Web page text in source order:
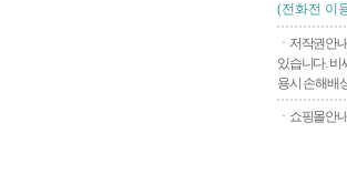
(전화전 이
ㆍ저작권안
있습니다. 비
용시 손해배
ㆍ쇼핑몰안